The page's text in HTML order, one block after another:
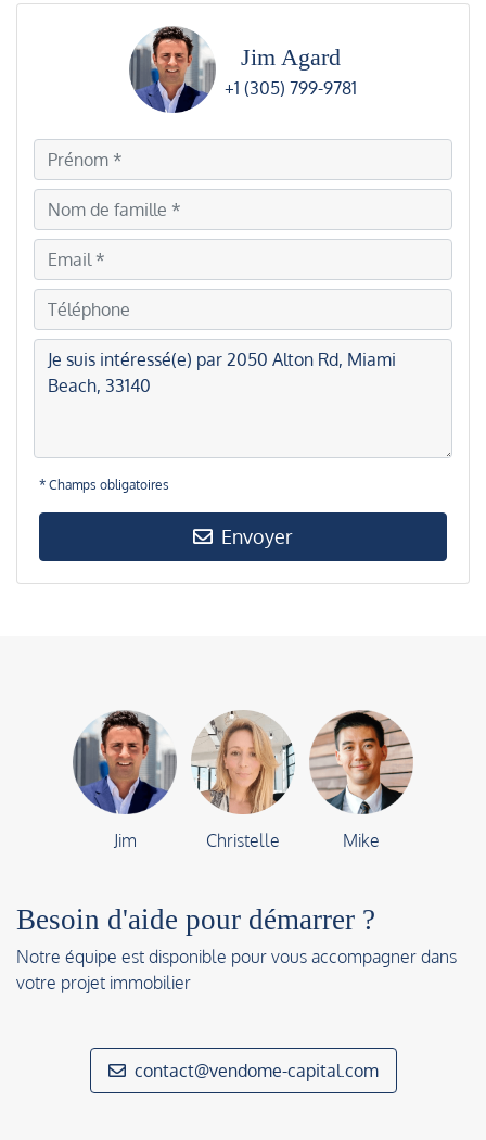
Jim Agard
+1 (305) 799-9781
* Champs obligatoires
Envoyer
Jim Christelle Mike
Besoin d'aide pour démarrer ?
Notre équipe est disponible pour vous accompagner dans
votre projet immobilier
contact@vendome-capital.com